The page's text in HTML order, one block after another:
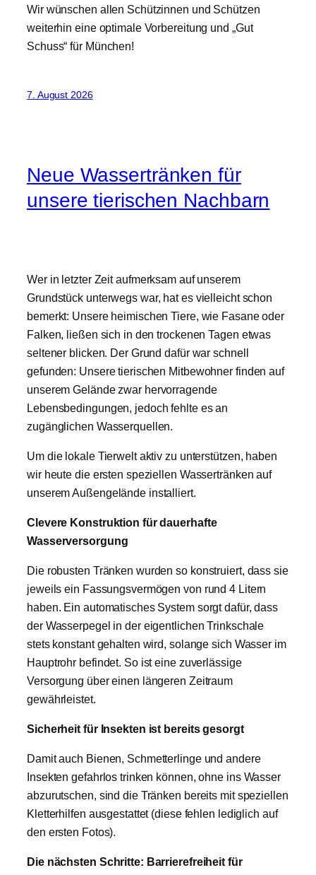
​Wir wünschen allen Schützinnen und Schützen
weiterhin eine optimale Vorbereitung und „Gut
Schuss“ für München!
7. August 2026
Neue Wassertränken für
unsere tierischen Nachbarn
​Wer in letzter Zeit aufmerksam auf unserem
Grundstück unterwegs war, hat es vielleicht schon
bemerkt: Unsere heimischen Tiere, wie Fasane oder
Falken, ließen sich in den trockenen Tagen etwas
seltener blicken. Der Grund dafür war schnell
gefunden: Unsere tierischen Mitbewohner finden auf
unserem Gelände zwar hervorragende
Lebensbedingungen, jedoch fehlte es an
zugänglichen Wasserquellen.
​Um die lokale Tierwelt aktiv zu unterstützen, haben
wir heute die ersten speziellen Wassertränken auf
unserem Außengelände installiert.
Clevere Konstruktion für dauerhafte
Wasserversorgung
Die robusten Tränken wurden so konstruiert, dass sie
jeweils ein Fassungsvermögen von rund 4 Litern
haben. Ein automatisches System sorgt dafür, dass
der Wasserpegel in der eigentlichen Trinkschale
stets konstant gehalten wird, solange sich Wasser im
Hauptrohr befindet. So ist eine zuverlässige
Versorgung über einen längeren Zeitraum
gewährleistet.
Sicherheit für Insekten ist bereits gesorgt
Damit auch Bienen, Schmetterlinge und andere
Insekten gefahrlos trinken können, ohne ins Wasser
abzurutschen, sind die Tränken bereits mit speziellen
Kletterhilfen ausgestattet (diese fehlen lediglich auf
den ersten Fotos).
Die nächsten Schritte: Barrierefreiheit für